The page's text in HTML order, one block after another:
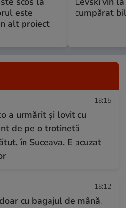
este
alt proiect
cumpărat
18:15
a urmărit și lovit cu
de pe o trotinetă
în Suceava. E acuzat
18:12
cu bagajul de mână.